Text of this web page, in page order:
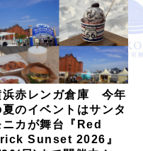
浜赤レンガ倉庫 今年
夏のイベントはサンタ
ニカが舞台『Red
Sunset 2026』